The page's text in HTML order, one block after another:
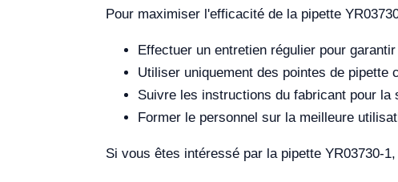
Pour maximiser l'efficacité de la pipette
Effectuer un entretien régulier pour
Utiliser uniquement des pointes de pipette
Suivre les instructions du fabricant pour la
Former le personnel sur la meilleure
Si vous êtes intéressé par la pipette YR03730-